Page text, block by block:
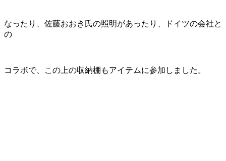
なったり、佐藤おおき氏の照明があったり、ドイツの会社と
の
コラボで、この上の収納棚もアイテムに参加しました。